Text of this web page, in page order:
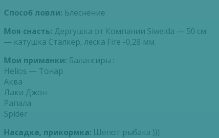
Способ ловли: Блеснение
Моя снасть: Дергушка от Компании Siweida — 50 см
— катушка Сталкер, леска Fire -0,28 мм.
Мои приманки: Балансиры :
Helios — Тонар
Аква
Лаки Джон
Рапала
Spider
Насадка, прикормка: Шепот рыбака )))